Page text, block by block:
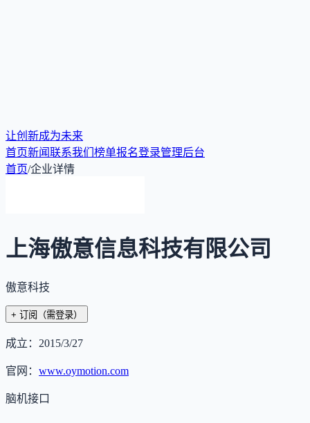
让创新成为未来
首页新闻联系我们 榜单报名登录管理后台
首页/企业详情
上海傲意信息科技有限公司
傲意科技
+ 订阅 （需登录）
成立： 2015/3/27
官网： www.oymotion.com
脑机接口